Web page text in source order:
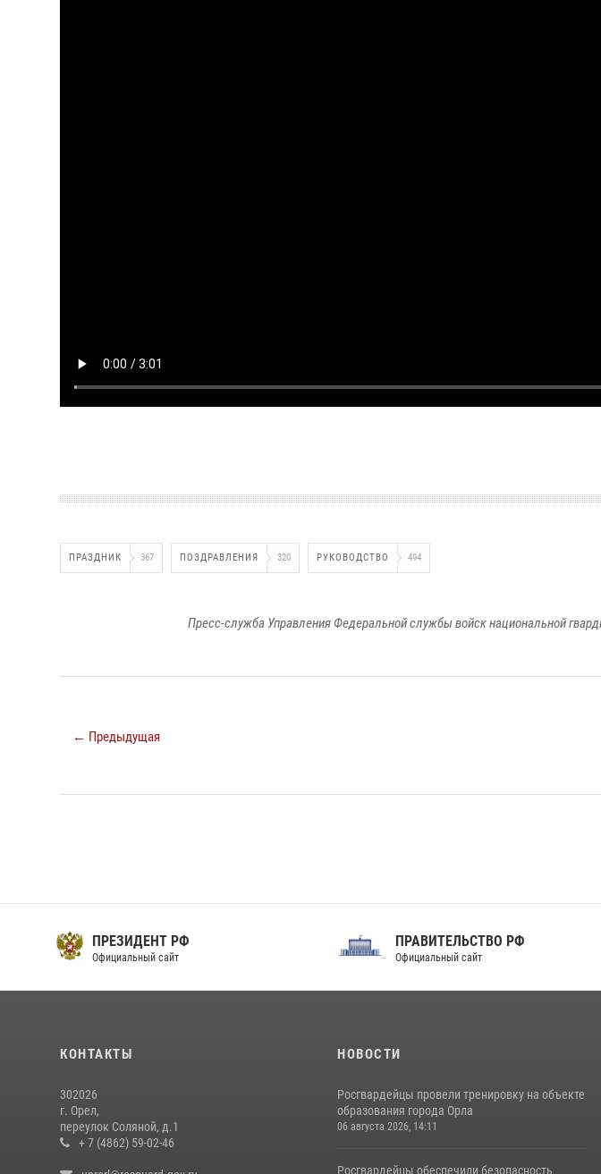
ПРАЗДНИК 367 ПОЗДРАВЛЕНИЯ 320 РУКОВОДСТВО 494
Пресс-служба Управления Федеральной службы войск национальной
← Предыдущая
ПРЕЗИДЕНТ РФ
Официальный сайт
ПРАВИТЕЛЬСТВО РФ
Официальный сайт
КОНТАКТЫ
302026
г. Орел,
переулок Соляной, д.1
+ 7 (4862) 59-02-46
НОВОСТИ
Росгвардейцы провели тренировку на объекте
образования города Орла
06 августа 2026, 14:11
Росгвардейцы обеспечили безопасность